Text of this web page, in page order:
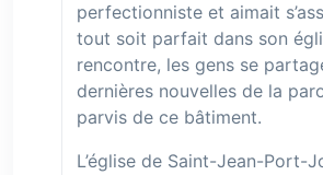
perfectionniste et aimait
tout soit parfait dans son
rencontre, les gens se
dernières nouvelles de la
parvis de ce bâtiment.
L’église de Saint-Jean-Port-